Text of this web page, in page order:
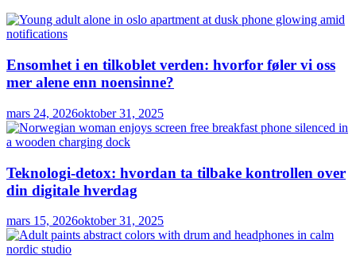
Ensomhet i en tilkoblet verden: hvorfor føler vi oss
mer alene enn noensinne?
mars 24, 2026oktober 31, 2025
Teknologi-detox: hvordan ta tilbake kontrollen over
din digitale hverdag
mars 15, 2026oktober 31, 2025